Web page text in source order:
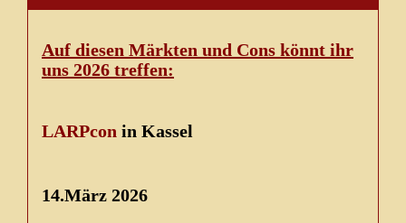
Auf diesen Märkten und Cons könnt ihr
uns 2026 treffen:
LARPcon in Kassel
14.März 2026